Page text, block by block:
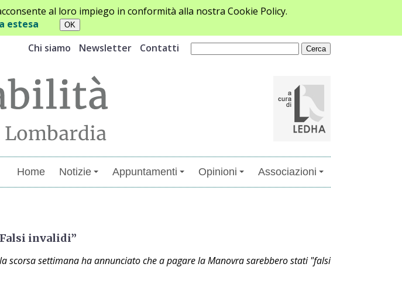
al loro impiego in conformità alla nostra Cookie Policy.
estesa
Chi siamo
Newsletter Contatti
Home Notizie Appuntamenti Opinioni Associazioni
invalidi”
scorsa settimana ha annunciato che a pagare la Manovra sarebbero stati "falsi